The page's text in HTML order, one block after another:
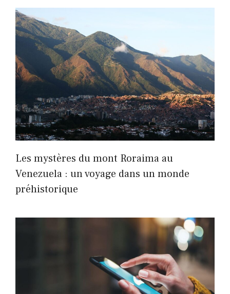
Les mystères du mont Roraima au
Venezuela : un voyage dans un monde
préhistorique